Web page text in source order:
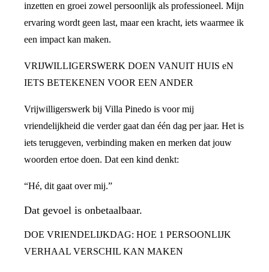
inzetten en groei zowel persoonlijk als professioneel. Mijn
ervaring wordt geen last, maar een kracht, iets waarmee ik
een impact kan maken.
VRIJWILLIGERSWERK DOEN VANUIT HUIS eN
IETS BETEKENEN VOOR EEN ANDER
Vrijwilligerswerk bij Villa Pinedo is voor mij
vriendelijkheid die verder gaat dan één dag per jaar. Het is
iets teruggeven, verbinding maken en merken dat jouw
woorden ertoe doen. Dat een kind denkt:
“Hé, dit gaat over mij.”
Dat gevoel is onbetaalbaar.
DOE VRIENDELIJKDAG: HOE 1 PERSOONLIJK
VERHAAL VERSCHIL KAN MAKEN